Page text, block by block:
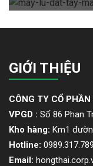
GIỚI THIỆU
CÔNG TY CỔ
VPGD : Số 86 Phan
Kho hàng: Km1
Hotline: 0989.317.789
Email: